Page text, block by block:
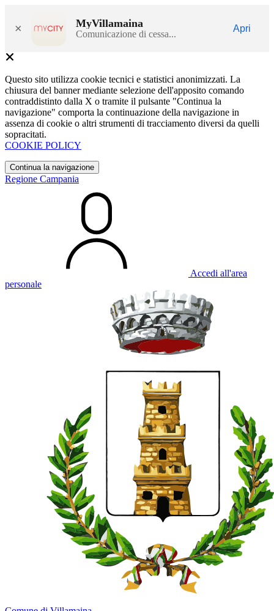
× MyVillamaina
Comunicazione di cessa...
Apri
Questo sito utilizza cookie tecnici e statistici anonimizzati. La
chiusura del banner mediante selezione dell'apposito comando
contraddistinto dalla X o tramite il pulsante "Continua la
navigazione" comporta la continuazione della navigazione in
assenza di cookie o altri strumenti di tracciamento diversi da quelli
sopracitati.
COOKIE POLICY
Continua la navigazione
Regione Campania
Accedi all'area
personale